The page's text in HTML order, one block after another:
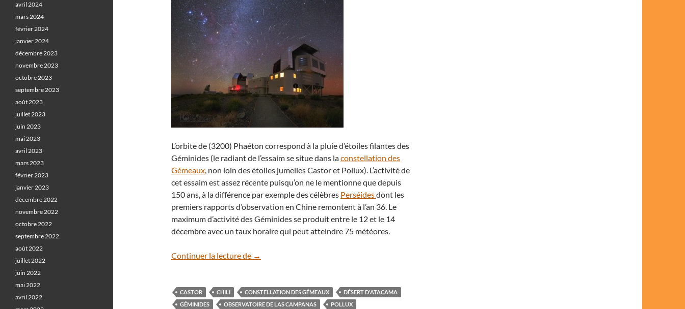
L’orbite de (3200) Phaéton correspond à la pluie d’étoiles filantes des
Géminides (le radiant de l’essaim se situe dans laconstellation des
Gémeaux, non loin des étoiles jumelles Castor et Pollux). L’activité de
cet essaim est assez récente puisqu’on ne le mentionne que depuis
150 ans, à la différence par exemple des célèbres Perséidesdont les
premiers rapports d’observation en Chine remontent à l’an 36. Le
maximum d’activité des Géminides se produit entre le 12 et le 14
décembre avec un taux horaire qui peut atteindre 75 météores.
Continuer la lecture de Pluie de Géminides dans le ciel du désert d’Atacama
→
CASTOR CHILI CONSTELLATION DES GÉMEAUX
DÉSERT D'ATACAMA
GÉMINIDES
OBSERVATOIRE DE LAS CAMPANAS
POLLUX
avril 2024
mars 2024
février 2024
janvier 2024
décembre 2023
novembre 2023
octobre 2023
septembre 2023
août 2023
juillet 2023
juin 2023
mai 2023
avril 2023
mars 2023
février 2023
janvier 2023
décembre 2022
novembre 2022
octobre 2022
septembre 2022
août 2022
juillet 2022
juin 2022
mai 2022
avril 2022